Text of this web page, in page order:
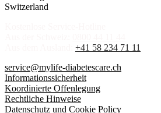
Switzerland
+41 58 234 71 11
service@mylife-diabetescare.ch
Informationssicherheit
Koordinierte Offenlegung
Rechtliche Hinweise
Datenschutz und Cookie Policy